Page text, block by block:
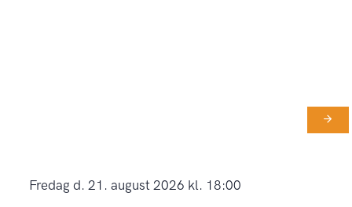
fredag d. 21. august 2026 kl. 18:00